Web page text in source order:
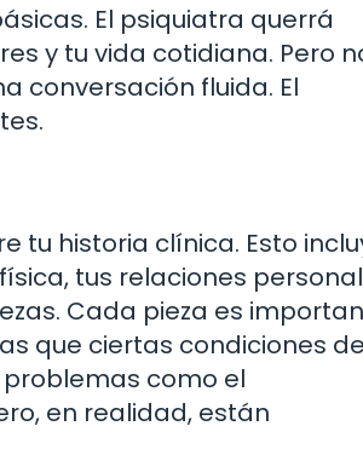
El psiquiatra querrá
y tu vida cotidiana. Pero
conversación fluida. El
tu historia clínica. Esto
tus relaciones
Cada pieza es
que ciertas condiciones de
como el
en realidad, están